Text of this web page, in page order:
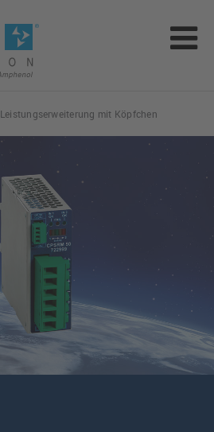
Leistungserweiterung mit Köpfchen